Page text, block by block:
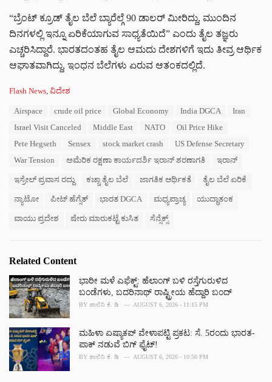
“ಬ್ರೆಂಟ್ ಕ್ರೂಡ್ ತೈಲ ಬೆಲೆ ಬ್ಯಾರೆಲ್ಗೆ 90 ಡಾಲರ್ ಮೀರಿದ್ದು, ಮುಂದಿನ
ದಿನಗಳಲ್ಲಿ ಇನ್ನೂ ಏರಿಕೆಯಾಗುವ ಸಾಧ್ಯತೆಯಿದೆ” ಎಂದು ತೈಲ ತಜ್ಞರು
ಎಚ್ಚರಿಸಿದ್ದಾರೆ. ಭಾರತದಂತಹ ತೈಲ ಆಮದು ದೇಶಗಳಿಗೆ ಇದು ತೀವ್ರ ಆರ್ಥಿಕ
ಆಘಾತವಾಗಿದ್ದು, ಇಂಧನ ಬೆಲೆಗಳು ಏರುವ ಆತಂಕದಲ್ಲಿದೆ.
C
Flash News ವಿದೇಶ
Airspace crude oil price Global Economy India DGCA
Iran
Israel Visit Canceled
Middle East NATO
Oil Price Hike
Pete Hegseth
Sensex stock market crash
US Defense Secretary
War Tension
ಅಮೆರಿಕ ರಕ್ಷಣಾ ಕಾರ್ಯದರ್ಶಿ ಇರಾನ್ ಶರಣಾಗತಿ ಇರಾನ್
ಇಸ್ರೇಲ್ ಪ್ರವಾಸ ರದ್ದು ಕಚ್ಚಾ ತೈಲ ಬೆಲೆ ಜಾಗತಿಕ ಆರ್ಥಿಕತೆ ತೈಲ ಬೆಲೆ ಏರಿಕೆ
ನ್ಯಾಟೋ ಪೀಟ್ ಹೆಗ್ಸೆತ್ ಭಾರತ DGCA ಮಧ್ಯಪ್ರಾಚ್ಯ ಯುದ್ಧಾತಂಕ
ವಾಯು ಪ್ರದೇಶ ಷೇರು ಮಾರುಕಟ್ಟೆ ಕುಸಿತ ಸೆನ್ಸೆಕ್ಸ್
Related Content
ಭಾರೀ ಮಳೆ ಎಫೆಕ್ಟ್‌: ಹೆಲಾಂಗ್ ಬಳಿ ರಸ್ತೆಗುರುಳಿದ
ಬಂಡೆಗಳು, ಬದರಿನಾಥ್‌ ರಾಷ್ಟ್ರೀಯ ಹೆದ್ದಾರಿ ಬಂದ್‌
BY ಶಾಲಿನಿ ಕೆ. ಡಿ AUGUST 6, 2026 - 11:15 PM
ಮಹಿಳಾ ಏಷ್ಯಾಕಪ್ ವೇಳಾಪಟ್ಟಿ ಪ್ರಕಟ: ಸೆ. 5ರಂದು ಭಾರತ-
ಪಾಕ್‌ ನಡುವೆ ಬಿಗ್ ಫೈಟ್!
BY ಶಾಲಿನಿ ಕೆ. ಡಿ AUGUST 6, 2026 - 10:56 PM